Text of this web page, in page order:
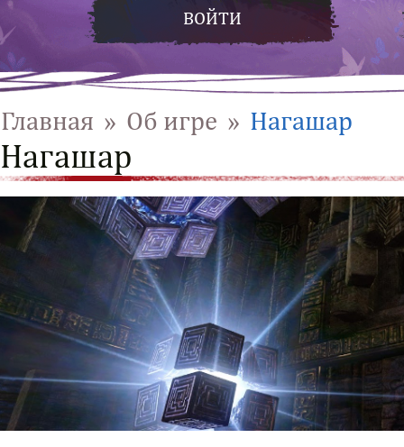
ВОЙТИ
Главная » Об игре » Нагашар
Нагашар